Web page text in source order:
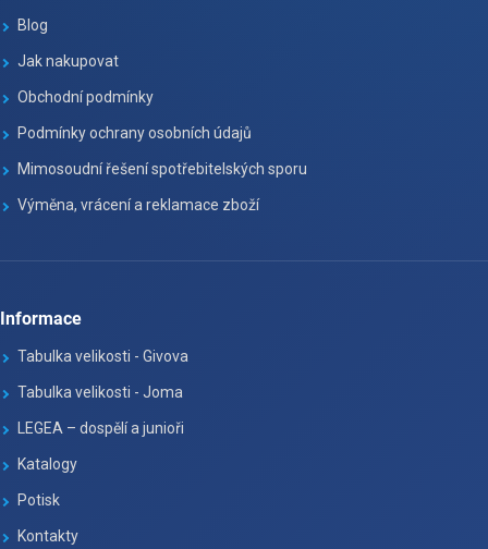
Blog
Jak nakupovat
Obchodní podmínky
Podmínky ochrany osobních údajů
Mimosoudní řešení spotřebitelských sporu
Výměna, vrácení a reklamace zboží
Informace
Tabulka velikosti - Givova
Tabulka velikosti - Joma
LEGEA – dospělí a junioři
Katalogy
Potisk
Kontakty